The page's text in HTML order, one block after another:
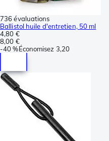
736 évaluations
Ballistol huile d'entretien, 50 ml
4,80 €
8,00 €
-40 %Économisez 3,20